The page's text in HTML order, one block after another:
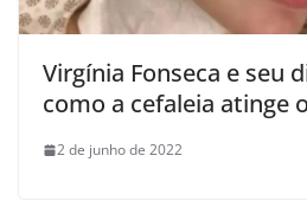
Virgínia Fonseca e seu
como a cefaleia atinge
2 de junho de 2022